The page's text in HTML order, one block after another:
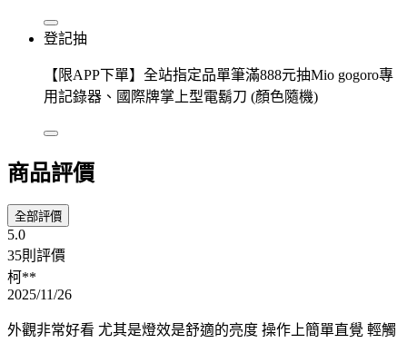
登記抽
【限APP下單】全站指定品單筆滿888元抽Mio gogoro專
用記錄器、國際牌掌上型電鬍刀 (顏色隨機)
商品評價
全部評價
5.0
35則評價
柯**
2025/11/26
外觀非常好看 尤其是燈效是舒適的亮度 操作上簡單直覺 輕觸